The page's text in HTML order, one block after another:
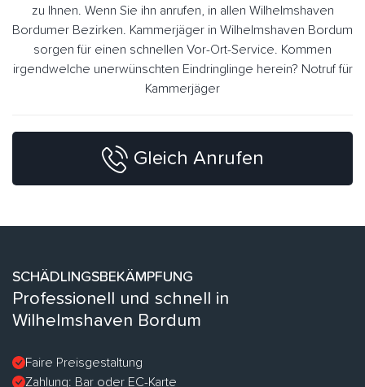
zu Ihnen. Wenn Sie ihn anrufen, in allen Wilhelmshaven
Bordumer Bezirken. Kammerjäger in Wilhelmshaven Bordum
sorgen für einen schnellen Vor-Ort-Service. Kommen
irgendwelche unerwünschten Eindringlinge herein? Notruf für
Kammerjäger
Gleich Anrufen
SCHÄDLINGSBEKÄMPFUNG
Professionell und schnell in
Wilhelmshaven Bordum
Faire Preisgestaltung
Zahlung: Bar oder EC-Karte